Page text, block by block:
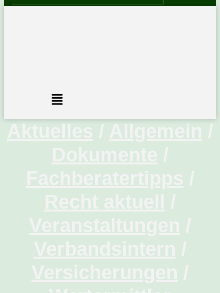
Menü
Aktuelles / Allgemein /
Dokumente /
Fachberatertipps /
Recht aktuell /
Veranstaltungen /
Verbandsintern /
Versicherungen /